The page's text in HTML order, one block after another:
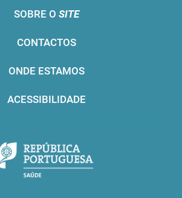
SOBRE O SITE
CONTACTOS
ONDE ESTAMOS
ACESSIBILIDADE